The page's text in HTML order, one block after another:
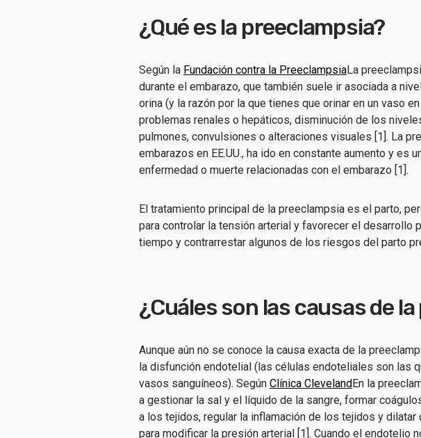
¿Qué es la preeclampsia?
Según la Fundación contra la PreeclampsiaLa
durante el embarazo, que también suele ir asociada a
orina (y la razón por la que tienes que orinar en un vaso
problemas renales o hepáticos, disminución de los
pulmones, convulsiones o alteraciones visuales [1]. La
embarazos en EE.UU., ha ido en constante aumento y es
enfermedad o muerte relacionadas con el embarazo [1].
El tratamiento principal de la preeclampsia es el parto,
para controlar la tensión arterial y favorecer el desarrollo
tiempo y contrarrestar algunos de los riesgos del parto
¿Cuáles son las causas de
Aunque aún no se conoce la causa exacta de la
la disfunción endotelial (las células endoteliales son las
vasos sanguíneos). Según Clínica ClevelandEn la
a gestionar la sal y el líquido de la sangre, formar
a los tejidos, regular la inflamación de los tejidos y
para modificar la presión arterial [1]. Cuando el endotelio